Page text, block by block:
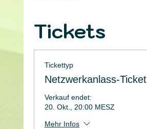
Tickets
Tickettyp
Netzwerkanlass-Ticket
Verkauf endet:
20. Okt., 20:00 MESZ
Mehr Infos